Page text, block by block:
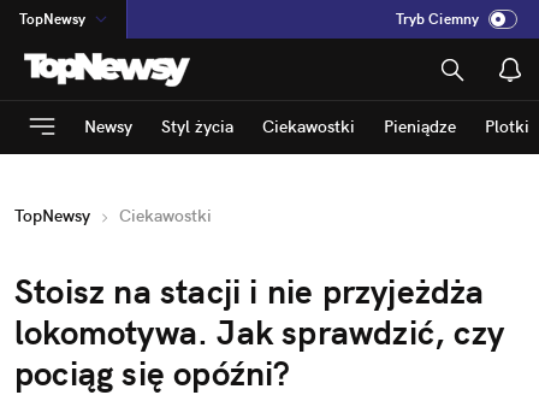
TopNewsy
na:Temat
INN:Poland
ASZ:dziennik
dad:HERO
Tryb Ciemny
Newsy Styl życia Ciekawostki Pieniądze Plotki
TopNewsy Ciekawostki
Stoisz na stacji i nie przyjeżdża
lokomotywa. Jak sprawdzić, czy
pociąg się opóźni?